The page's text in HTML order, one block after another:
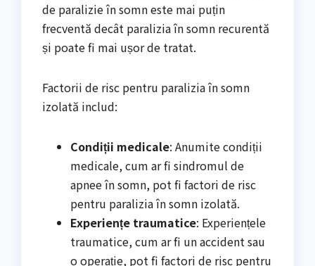
de paralizie în somn este mai puțin
frecventă decât paralizia în somn recurentă
și poate fi mai ușor de tratat.
Factorii de risc pentru paralizia în somn
izolată includ:
Condiții medicale: Anumite condiții
medicale, cum ar fi sindromul de
apnee în somn, pot fi factori de risc
pentru paralizia în somn izolată.
Experiențe traumatice: Experiențele
traumatice, cum ar fi un accident sau
o operație, pot fi factori de risc pentru